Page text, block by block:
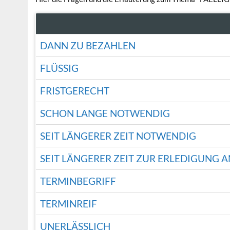
DANN ZU BEZAHLEN
FLÜSSIG
FRISTGERECHT
SCHON LANGE NOTWENDIG
SEIT LÄNGERER ZEIT NOTWENDIG
SEIT LÄNGERER ZEIT ZUR ERLEDIGUNG
TERMINBEGRIFF
TERMINREIF
UNERLÄSSLICH